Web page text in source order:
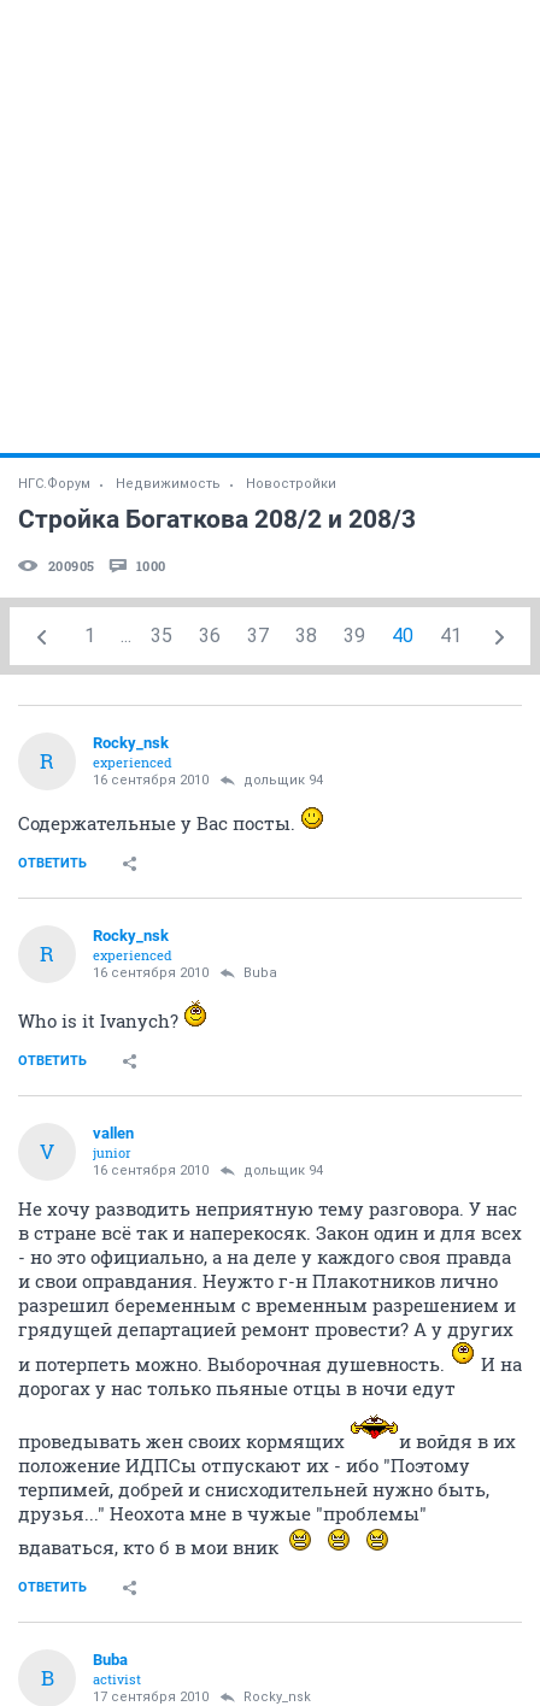
НГС.Форум Недвижимость Новостройки
Стройка Богаткова 208/2 и 208/3
200905 1000
1 ... 35 36 37 38 39 40 41
R
Rocky_nsk
experienced
16 сентября 2010 дольщик 94
Содержательные у Вас посты.
ОТВЕТИТЬ
R
Rocky_nsk
experienced
16 сентября 2010 Buba
Who is it Ivanych?
ОТВЕТИТЬ
V
vallen
junior
16 сентября 2010 дольщик 94
Не хочу разводить неприятную тему разговора. У нас
в стране всё так и наперекосяк. Закон один и для всех
- но это официально, а на деле у каждого своя правда
и свои оправдания. Неужто г-н Плакотников лично
разрешил беременным с временным разрешением и
грядущей департацией ремонт провести? А у других
и потерпеть можно. Выборочная душевность.
И на
дорогах у нас только пьяные отцы в ночи едут
проведывать жен своих кормящих
и войдя в их
положение ИДПСы отпускают их - ибо "Поэтому
терпимей, добрей и снисходительней нужно быть,
друзья..." Неохота мне в чужые "проблемы"
вдаваться, кто б в мои вник
ОТВЕТИТЬ
B
Buba
activist
17 сентября 2010 Rocky_nsk